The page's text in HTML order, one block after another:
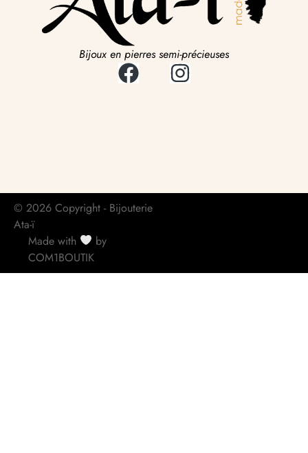
Bijoux en pierres semi-précieuses
© 2026 Copyright - Bijouterie
Ata-ï
Made with
by
COM1BOUTIK